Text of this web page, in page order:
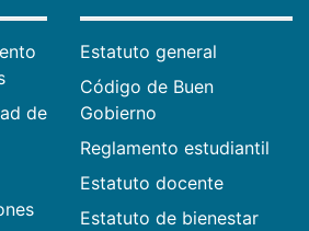
de
Estatuto general
Código de Buen
Gobierno
Reglamento estudiantil
Estatuto docente
Estatuto de bienestar